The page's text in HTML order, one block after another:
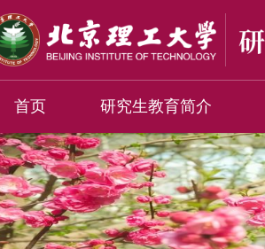
首页 研究生教育简介